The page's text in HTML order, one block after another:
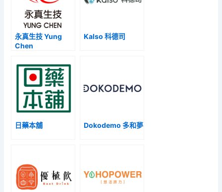
永真生技 Yung
Chen
Kalso 科德司
日藥本舖 Dokodemo 多和夢